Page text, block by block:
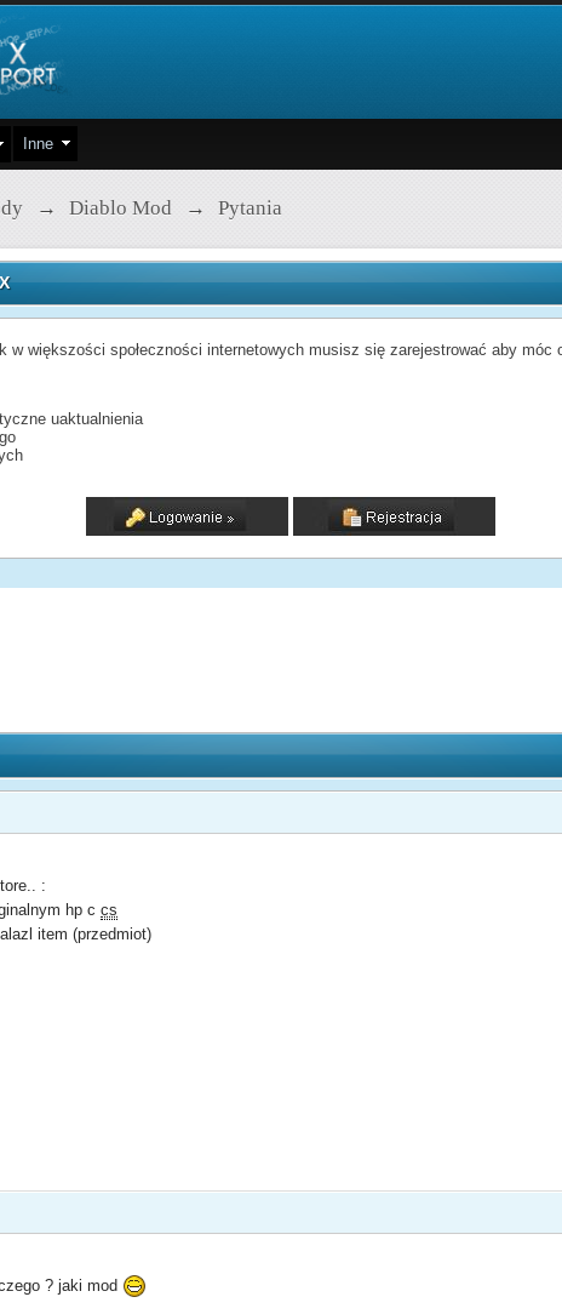
Inne
→ Diablo Mod → Pytania
w większości społeczności internetowych musisz się zarejestrować aby
uaktualnienia
:
hp ccs
item (przedmiot)
? jaki mod